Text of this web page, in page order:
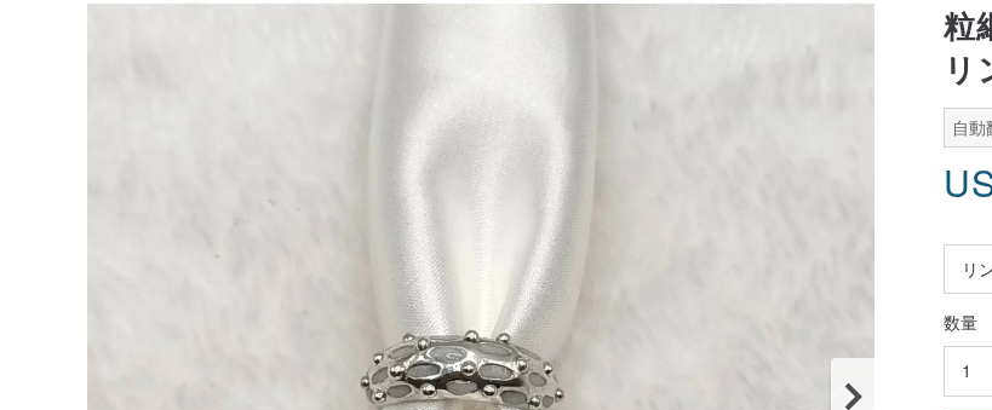
粒
リ
自動
数量